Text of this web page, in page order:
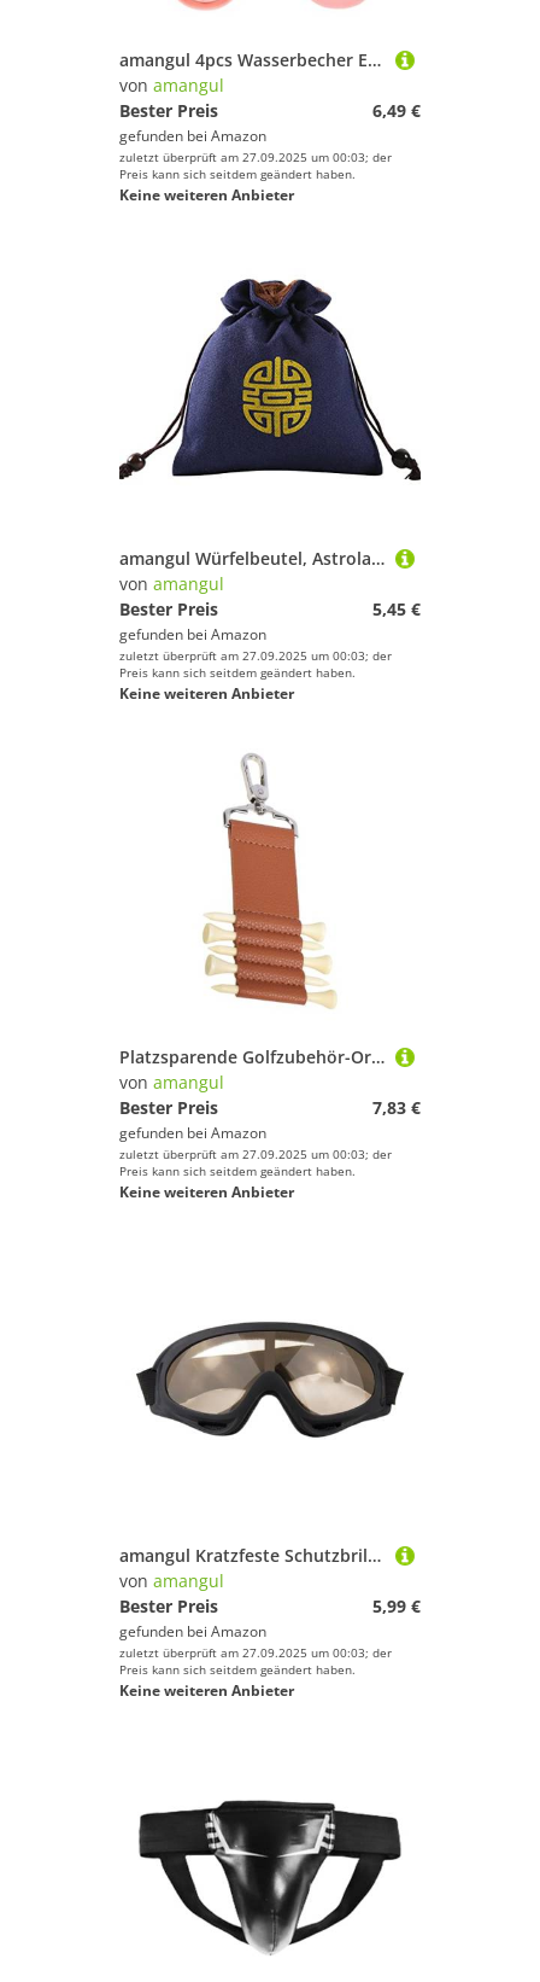
amangul 4pcs Wasserbecher Ersatz Silikon Stopper Wasserflaschen Oberdeckel Dichtung Leckdosen Mundsteckdichtungen Für 20-40 Unzen Für Kappenersatzteil
von amangul
Bester Preis
6,49 €
gefunden bei Amazon
zuletzt überprüft am 27.09.2025 um 00:03; der
Preis kann sich seitdem geändert haben.
Keine weiteren Anbieter
amangul Würfelbeutel, Astrolabäer, dicke Wahrsagungen, Pendel, Tischdecke, Requisiten, Brettspiel, Baumwolle, Schmuckaufbewahrung, Würfel, blau
von amangul
Bester Preis
5,45 €
gefunden bei Amazon
zuletzt überprüft am 27.09.2025 um 00:03; der
Preis kann sich seitdem geändert haben.
Keine weiteren Anbieter
Platzsparende Golfzubehör-Organizer, abnehmbarer Schlüsselanhänger-Clip, wetterbeständig, PU-Konstruktion, Sport, unverzichtbare Golfte-Taschen mit Metallbeschlägen
von amangul
Bester Preis
7,83 €
gefunden bei Amazon
zuletzt überprüft am 27.09.2025 um 00:03; der
Preis kann sich seitdem geändert haben.
Keine weiteren Anbieter
amangul Kratzfeste Schutzbrillenwinde Und Sandresistente Sportarten Für Militärbegeisterte Und Taktische Zuverlässigkeit Freien
von amangul
Bester Preis
5,99 €
gefunden bei Amazon
zuletzt überprüft am 27.09.2025 um 00:03; der
Preis kann sich seitdem geändert haben.
Keine weiteren Anbieter